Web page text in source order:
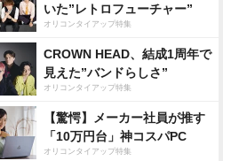
いた”レトロフューチャー”
オリコンタイアップ特集
CROWN HEAD、結成1周年で
見えた”バンドらしさ”
オリコンタイアップ特集
【驚愕】メーカー社員が推す
「10万円台」神コスパPC
オリコンタイアップ特集